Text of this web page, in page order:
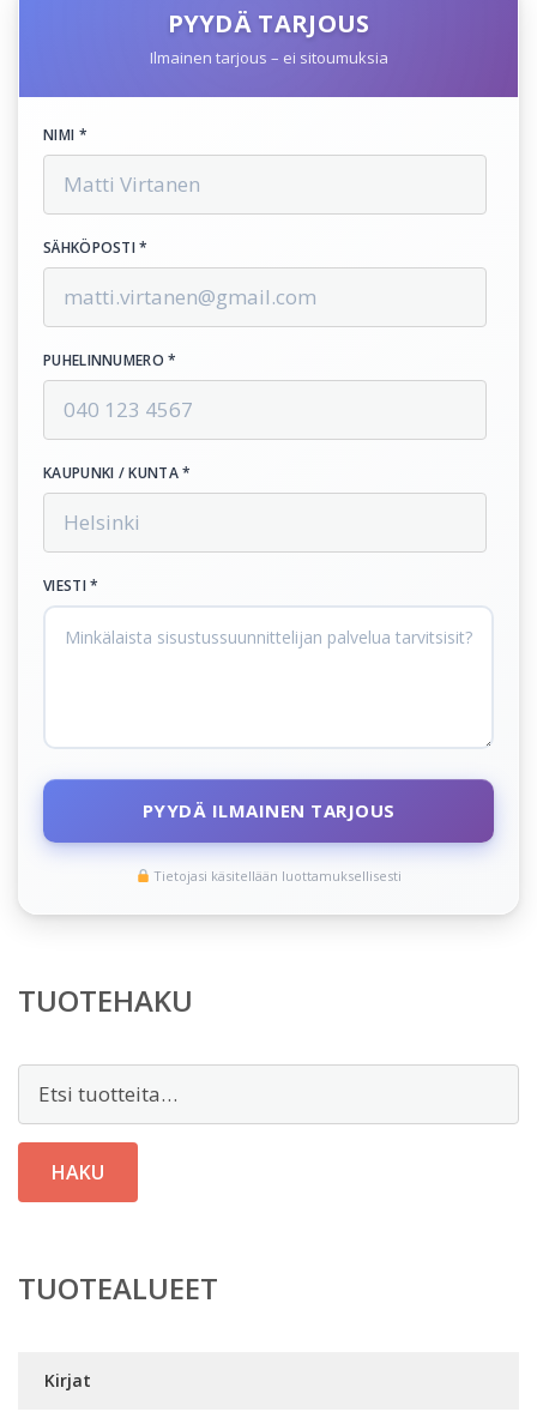
PYYDÄ TARJOUS
Ilmainen tarjous – ei sitoumuksia
NIMI *
SÄHKÖPOSTI *
PUHELINNUMERO *
KAUPUNKI / KUNTA *
VIESTI *
PYYDÄ ILMAINEN TARJOUS
Tietojasi käsitellään luottamuksellisesti
TUOTEHAKU
Etsi:
HAKU
TUOTEALUEET
Kirjat